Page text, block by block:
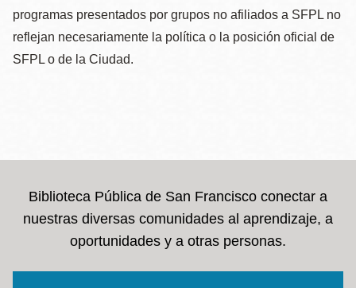
programas presentados por grupos no afiliados a SFPL no
reflejan necesariamente la política o la posición oficial de
SFPL o de la Ciudad.
Biblioteca Pública de San Francisco conectar a
nuestras diversas comunidades al aprendizaje, a
oportunidades y a otras personas.